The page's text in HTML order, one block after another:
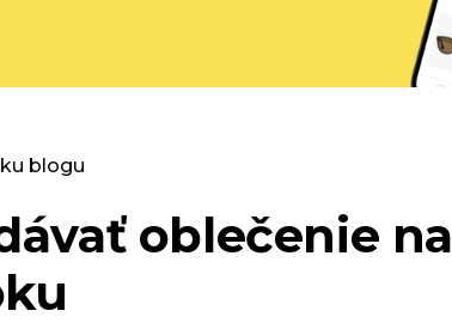
blogu
oblečenie na